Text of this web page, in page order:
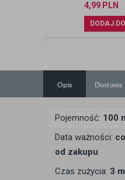
4,99 PLN
DODAJ
Opis Dostawa
Pojemność: 100
Data ważności:
od zakupu
Czas zużycia: 3